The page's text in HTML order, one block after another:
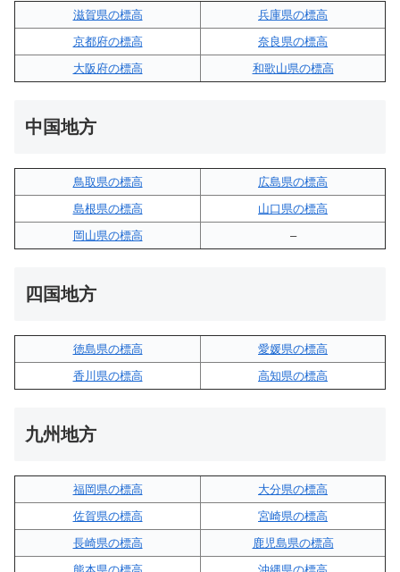
滋賀県の標高
兵庫県の標高
京都府の標高
奈良県の標高
大阪府の標高
和歌山県の標高
中国地方
鳥取県の標高
広島県の標高
島根県の標高
山口県の標高
岡山県の標高
–
四国地方
徳島県の標高
愛媛県の標高
香川県の標高
高知県の標高
九州地方
福岡県の標高
大分県の標高
佐賀県の標高
宮崎県の標高
長崎県の標高
鹿児島県の標高